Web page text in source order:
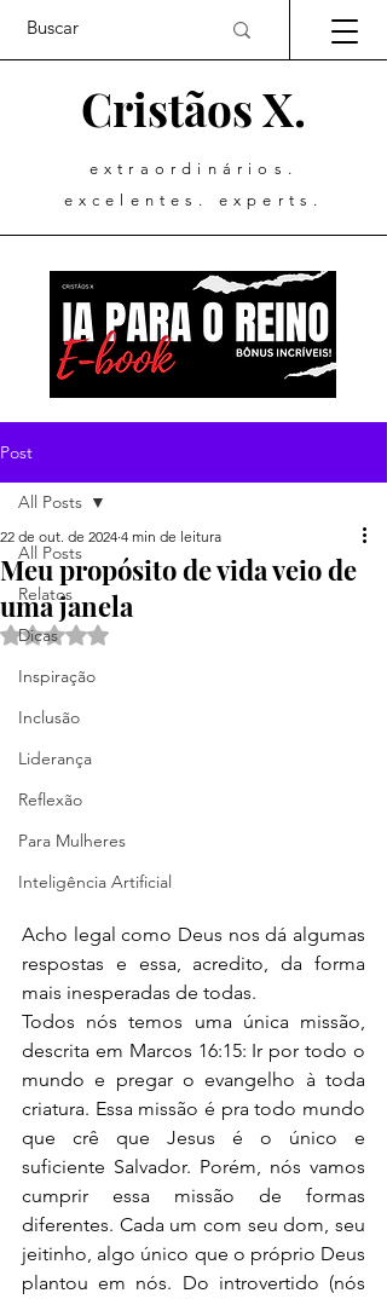
Cristãos X.
extraordinários.
excelentes. experts.
Post
All Posts
Relatos
Dicas
Inspiração
Inclusão
Liderança
Reflexão
Para Mulheres
Inteligência Artificial
All Posts
Meu propósito de vida veio de
uma janela
22 de out. de 2024 4 min de leitura
Avaliado com NaN de 5 estrelas.
Acho legal como Deus nos dá algumas
respostas e essa, acredito, da forma
mais inesperadas de todas.
Todos nós temos uma única missão,
descrita em Marcos 16:15: Ir por todo o
mundo e pregar o evangelho à toda
criatura. Essa missão é pra todo mundo
que crê que Jesus é o único e
suficiente Salvador. Porém, nós vamos
cumprir essa missão de formas
diferentes. Cada um com seu dom, seu
jeitinho, algo único que o próprio Deus
plantou em nós. Do introvertido (nós